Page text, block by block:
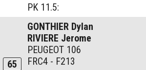
PK 11.5:
65
GONTHIER Dylan
RIVIERE Jerome
PEUGEOT 106
FRC4 - F213